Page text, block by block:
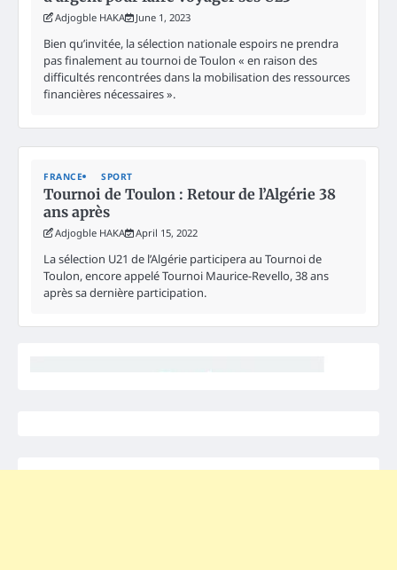
Adjogble HAKA June 1, 2023
Bien qu’invitée, la sélection nationale espoirs ne prendra
pas finalement au tournoi de Toulon « en raison des
difficultés rencontrées dans la mobilisation des ressources
financières nécessaires ».
FRANCE SPORT
Tournoi de Toulon : Retour de l’Algérie 38
ans après
Adjogble HAKA April 15, 2022
La sélection U21 de l’Algérie participera au Tournoi de
Toulon, encore appelé Tournoi Maurice-Revello, 38 ans
après sa dernière participation.